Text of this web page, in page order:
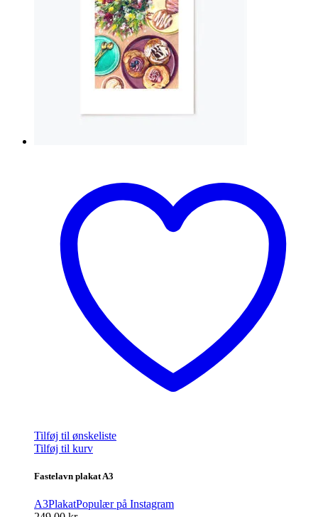
Tilføj til ønskeliste
Tilføj til kurv
Fastelavn plakat A3
A3PlakatPopulær på Instagram